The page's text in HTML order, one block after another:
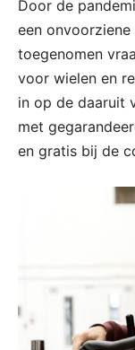
Door de
een
toegenomen
voor wielen en
in op de daaruit
met
en gratis bij de